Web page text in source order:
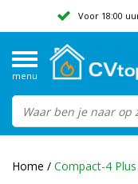
Voor 18:00
menu
Home / Compact-4